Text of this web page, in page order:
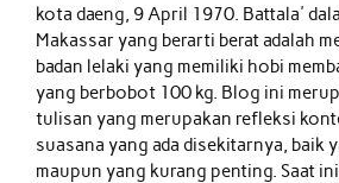
kota daeng, 9 April 1970. Battala'
Makassar yang berarti berat adalah
badan lelaki yang memiliki hobi
yang berbobot 100 kg. Blog ini
tulisan yang merupakan refleksi
suasana yang ada disekitarnya, baik
maupun yang kurang penting. Saat